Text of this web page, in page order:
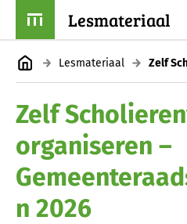
Lesmateriaal
Lesmateriaal
Zelf
organiseren –
n 2026